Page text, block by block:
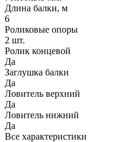
Длина балки, м
6
Роликовые опоры
2 шт.
Ролик концевой
Да
Заглушка балки
Да
Ловитель верхний
Да
Ловитель нижний
Да
Все характеристики